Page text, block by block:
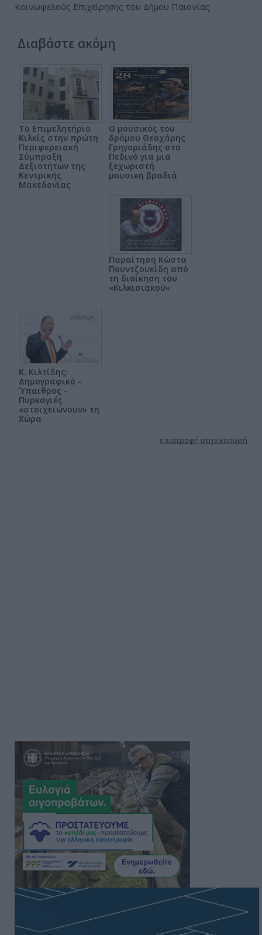
Κοινωφελούς Επιχείρησης του Δήμου Παιονίας
Διαβάστε ακόμη
Το Επιμελητήριο
Κιλκίς στην πρώτη
Περιφερειακή
Σύμπραξη
Δεξιοτήτων της
Κεντρικής
Μακεδονίας
Ο μουσικός του
δρόμου Θεοχάρης
Γρηγοριάδης στο
Πεδινό για μια
ξεχωριστή
μουσική βραδιά
Παραίτηση Κώστα
Πουντζουκίδη από
τη διοίκηση του
«Κιλκισιακού»
Κ. Κιλτίδης:
Δημογραφικό -
Ύπαιθρος -
Πυρκαγιές
«στοιχειώνουν» τη
Χώρα
επιστροφή στην κορυφή